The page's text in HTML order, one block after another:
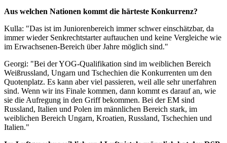
Aus welchen Nationen kommt die härteste Konkurrenz?
Kulla: "Das ist im Juniorenbereich immer schwer einschätzbar, da
immer wieder Senkrechtstarter auftauchen und keine Vergleiche wie
im Erwachsenen-Bereich über Jahre möglich sind."
Georgi: "Bei der YOG-Qualifikation sind im weiblichen Bereich
Weißrussland, Ungarn und Tschechien die Konkurrenten um den
Quotenplatz. Es kann aber viel passieren, weil alle sehr unerfahren
sind. Wenn wir ins Finale kommen, dann kommt es darauf an, wie
sie die Aufregung in den Griff bekommen. Bei der EM sind
Russland, Italien und Polen im männlichen Bereich stark, im
weiblichen Bereich Ungarn, Kroatien, Russland, Tschechien und
Italien."